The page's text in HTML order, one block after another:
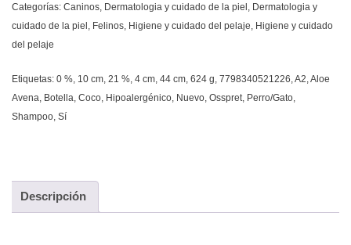
Categorías: Caninos Dermatologia y cuidado de la piel Dermatologia y
cuidado de la piel Felinos Higiene y cuidado del pelaje Higiene y cuidado
del pelaje
Etiquetas: 0 % 10 cm 21 % 4 cm 44 cm 624 g 7798340521226 A2 Aloe
Avena Botella Coco Hipoalergénico Nuevo Osspret Perro/Gato
Shampoo Sí
Descripción